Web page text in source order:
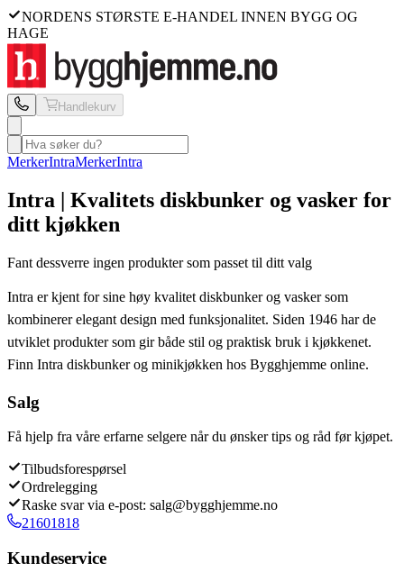
NORDENS STØRSTE E-HANDEL INNEN BYGG OG
HAGE
Handlekurv
MerkerIntraMerkerIntra
Intra | Kvalitets diskbunker og vasker for
ditt kjøkken
Fant dessverre ingen produkter som passet til ditt valg
Intra er kjent for sine høy kvalitet diskbunker og vasker som
kombinerer elegant design med funksjonalitet. Siden 1946 har de
utviklet produkter som gir både stil og praktisk bruk i kjøkkenet.
Finn Intra diskbunker og minikjøkken hos Bygghjemme online.
Salg
Få hjelp fra våre erfarne selgere når du ønsker tips og råd før kjøpet.
Tilbudsforespørsel
Ordrelegging
Raske svar via e-post: salg@bygghjemme.no
21601818
Kundeservice